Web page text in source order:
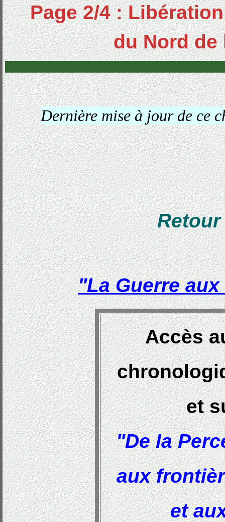
Page 2/4 :
du Nord de
Dernière mise à jour de ce
"La Guerre
Accès
et
"De la
aux
et